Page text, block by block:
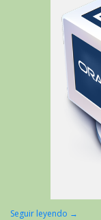
Seguir leyendo →